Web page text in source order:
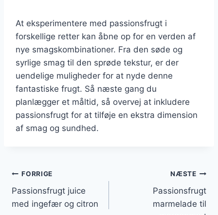
At eksperimentere med passionsfrugt i
forskellige retter kan åbne op for en verden af
nye smagskombinationer. Fra den søde og
syrlige smag til den sprøde tekstur, er der
uendelige muligheder for at nyde denne
fantastiske frugt. Så næste gang du
planlægger et måltid, så overvej at inkludere
passionsfrugt for at tilføje en ekstra dimension
af smag og sundhed.
Indlægsnavigation
FORRIGE
Passionsfrugt juice
med ingefær og citron
NÆSTE
Passionsfrugt
marmelade til